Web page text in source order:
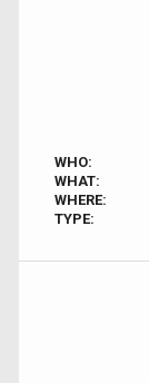
WHO:
WHAT:
WHERE:
TYPE: